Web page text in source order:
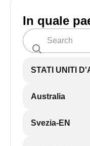
In quale
STATI UNITI
Australia
Svezia-EN